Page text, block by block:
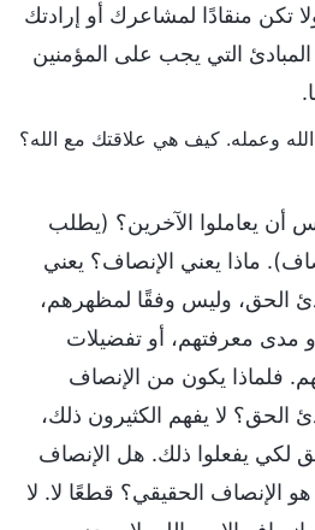
تكن منقادًا لمشاعرك أو إرادتك
التي يجب على المؤمنين
أن يعاملوا الآخرين؟ (يطلب
ماذا يعني الإنصاف؟ يعني
الحق، وليس وفقًا لمظهرهم،
مدى معرفتهم، أو تفضيلات
فلماذا يكون من الإنصاف
الحق؟ لا يفهم الكثيرون ذلك،
لكي يفعلوا ذلك. هل الإنصاف
الإنصاف الحقيقي؟ قطعًا لا. لا